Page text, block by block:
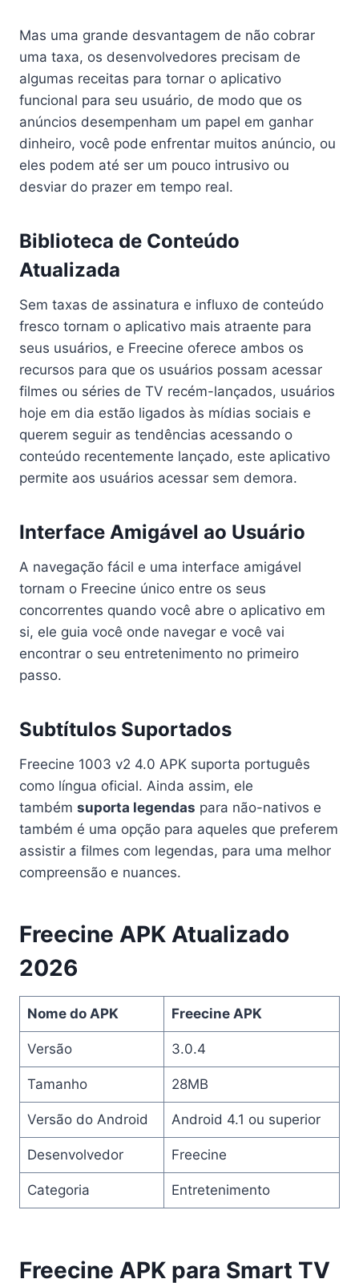
Mas uma grande desvantagem de não cobrar
uma taxa, os desenvolvedores precisam de
algumas receitas para tornar o aplicativo
funcional para seu usuário, de modo que os
anúncios desempenham um papel em ganhar
dinheiro, você pode enfrentar muitos anúncio, ou
eles podem até ser um pouco intrusivo ou
desviar do prazer em tempo real.
Biblioteca de Conteúdo
Atualizada
Sem taxas de assinatura e influxo de conteúdo
fresco tornam o aplicativo mais atraente para
seus usuários, e Freecine oferece ambos os
recursos para que os usuários possam acessar
filmes ou séries de TV recém-lançados, usuários
hoje em dia estão ligados às mídias sociais e
querem seguir as tendências acessando o
conteúdo recentemente lançado, este aplicativo
permite aos usuários acessar sem demora.
Interface Amigável ao Usuário
A navegação fácil e uma interface amigável
tornam o Freecine único entre os seus
concorrentes quando você abre o aplicativo em
si, ele guia você onde navegar e você vai
encontrar o seu entretenimento no primeiro
passo.
Subtítulos Suportados
Freecine 1003 v2 4.0 APK suporta português
como língua oficial. Ainda assim, ele
também suporta legendas para não-nativos e
também é uma opção para aqueles que preferem
assistir a filmes com legendas, para uma melhor
compreensão e nuances.
Freecine APK Atualizado
2026
Nome do APK Freecine APK
Versão 3.0.4
Tamanho 28MB
Versão do Android Android 4.1 ou superior
Desenvolvedor Freecine
Categoria Entretenimento
Freecine APK para Smart TV